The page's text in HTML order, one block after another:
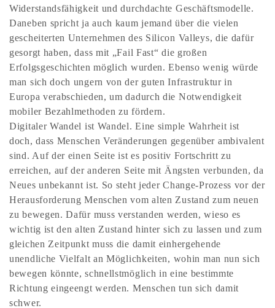
Widerstandsfähigkeit und durchdachte Geschäftsmodelle.
Daneben spricht ja auch kaum jemand über die vielen
gescheiterten Unternehmen des Silicon Valleys, die dafür
gesorgt haben, dass mit „Fail Fast“ die großen
Erfolgsgeschichten möglich wurden. Ebenso wenig würde
man sich doch ungern von der guten Infrastruktur in
Europa verabschieden, um dadurch die Notwendigkeit
mobiler Bezahlmethoden zu fördern.
Digitaler Wandel ist Wandel. Eine simple Wahrheit ist
doch, dass Menschen Veränderungen gegenüber ambivalent
sind. Auf der einen Seite ist es positiv Fortschritt zu
erreichen, auf der anderen Seite mit Ängsten verbunden, da
Neues unbekannt ist. So steht jeder Change-Prozess vor der
Herausforderung Menschen vom alten Zustand zum neuen
zu bewegen. Dafür muss verstanden werden, wieso es
wichtig ist den alten Zustand hinter sich zu lassen und zum
gleichen Zeitpunkt muss die damit einhergehende
unendliche Vielfalt an Möglichkeiten, wohin man nun sich
bewegen könnte, schnellstmöglich in eine bestimmte
Richtung eingeengt werden. Menschen tun sich damit
schwer.